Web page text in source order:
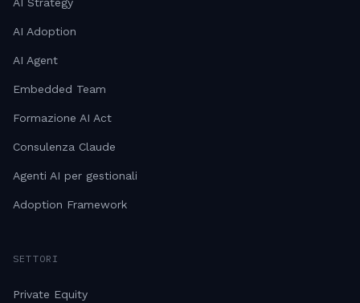
AI Adoption
AI Agent
Embedded Team
Formazione AI Act
Consulenza Claude
Agenti AI per gestionali
Adoption Framework
SETTORI
Private Equity